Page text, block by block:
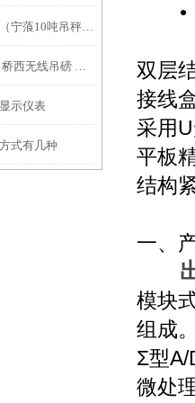
禄丰隔爆电子吊称（宁蒗10吨吊秤）贡山30吨汽车衡）江川隔爆秤
桥东无线遥传吊秤 桥西无线吊磅 宣化5T吊秤
示仪表
式有几种
•
双层
接线
采用U
平板
结构
一、
模块
组成
Σ型A/
微处